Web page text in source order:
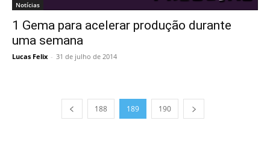
Notícias
1 Gema para acelerar produção durante
uma semana
Lucas Felix - 31 de julho de 2014
188 189 190